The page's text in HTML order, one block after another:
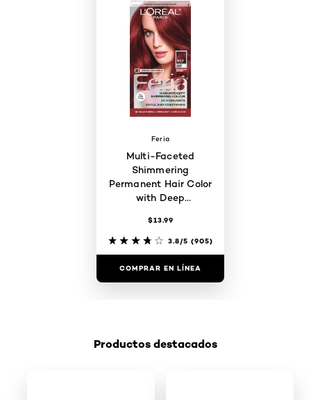
Feria
Multi-Faceted
Shimmering
Permanent Hair Color
with Deep
$13.99
3.8/5 (905)
COMPRAR EN LÍNEA
Productos destacados